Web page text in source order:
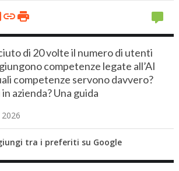
di 20 volte il numero di utenti
competenze legate all’AI
competenze servono davvero?
azienda? Una guida
tra i preferiti su Google